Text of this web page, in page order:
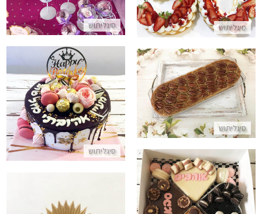
סיגליתוש
התקשר/י
סיגליתוש
התקשר/י
סיגליתוש
עוגת טפטופים וממתקים לגיל 30
התקשר/י
סיגליתוש
פאי פקאן מעולה
התקשר/י
מארז קינוחים אישיים לסבא וסבתא